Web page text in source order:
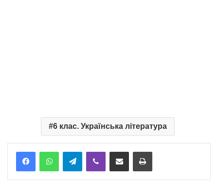
6 клас. Українська література
TelegramViber Надіслати електронною поштоюНадрукувати